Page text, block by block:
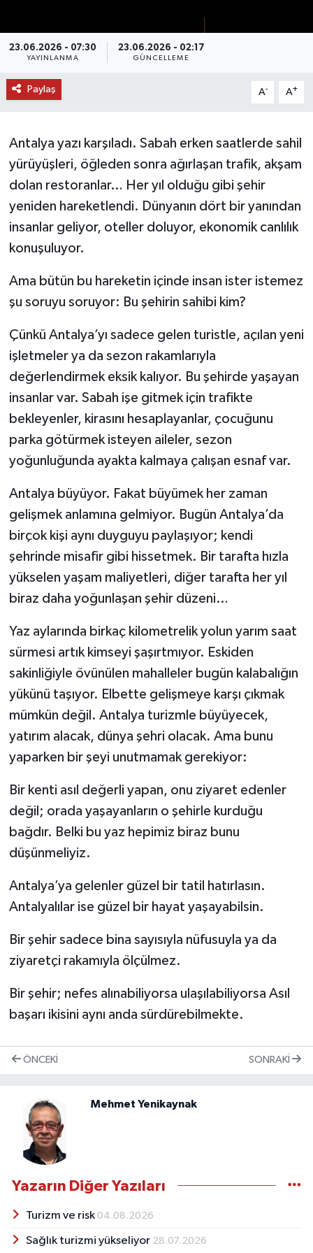
23.06.2026 - 07:30
YAYINLANMA
23.06.2026 - 02:17
GÜNCELLEME
Paylaş A- A+
Antalya yazı karşıladı. Sabah erken saatlerde sahil
yürüyüşleri, öğleden sonra ağırlaşan trafik, akşam
dolan restoranlar… Her yıl olduğu gibi şehir
yeniden hareketlendi. Dünyanın dört bir yanından
insanlar geliyor, oteller doluyor, ekonomik canlılık
konuşuluyor.
Ama bütün bu hareketin içinde insan ister istemez
şu soruyu soruyor: Bu şehirin sahibi kim?
Çünkü Antalya’yı sadece gelen turistle, açılan yeni
işletmeler ya da sezon rakamlarıyla
değerlendirmek eksik kalıyor. Bu şehirde yaşayan
insanlar var. Sabah işe gitmek için trafikte
bekleyenler, kirasını hesaplayanlar, çocuğunu
parka götürmek isteyen aileler, sezon
yoğunluğunda ayakta kalmaya çalışan esnaf var.
Antalya büyüyor. Fakat büyümek her zaman
gelişmek anlamına gelmiyor. Bugün Antalya’da
birçok kişi aynı duyguyu paylaşıyor; kendi
şehrinde misafir gibi hissetmek. Bir tarafta hızla
yükselen yaşam maliyetleri, diğer tarafta her yıl
biraz daha yoğunlaşan şehir düzeni…
Yaz aylarında birkaç kilometrelik yolun yarım saat
sürmesi artık kimseyi şaşırtmıyor. Eskiden
sakinliğiyle övünülen mahalleler bugün kalabalığın
yükünü taşıyor. Elbette gelişmeye karşı çıkmak
mümkün değil. Antalya turizmle büyüyecek,
yatırım alacak, dünya şehri olacak. Ama bunu
yaparken bir şeyi unutmamak gerekiyor:
Bir kenti asıl değerli yapan, onu ziyaret edenler
değil; orada yaşayanların o şehirle kurduğu
bağdır. Belki bu yaz hepimiz biraz bunu
düşünmeliyiz.
Antalya’ya gelenler güzel bir tatil hatırlasın.
Antalyalılar ise güzel bir hayat yaşayabilsin.
Bir şehir sadece bina sayısıyla nüfusuyla ya da
ziyaretçi rakamıyla ölçülmez.
Bir şehir; nefes alınabiliyorsa ulaşılabiliyorsa Asıl
başarı ikisini aynı anda sürdürebilmekte.
ÖNCEKI SONRAKI
Mehmet Yenikaynak
Yazarın Diğer Yazıları
Turizm ve risk 04.08.2026
Sağlık turizmi yükseliyor 28.07.2026
EĞİTİM
TURİZM
VİDEO HABERLER
YAZARLAR
MAGAZİN